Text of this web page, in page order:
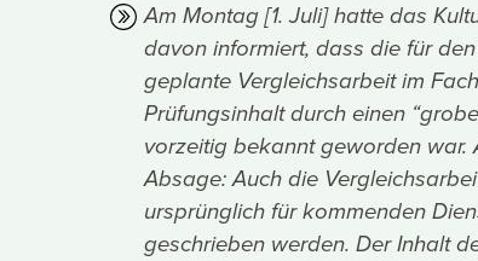
Am Montag [1. Juli] hatte das
davon informiert, dass die für
geplante Vergleichsarbeit im
Prüfungsinhalt durch einen
vorzeitig bekannt geworden
Absage: Auch die
ursprünglich für kommenden
geschrieben werden. Der Inhalt